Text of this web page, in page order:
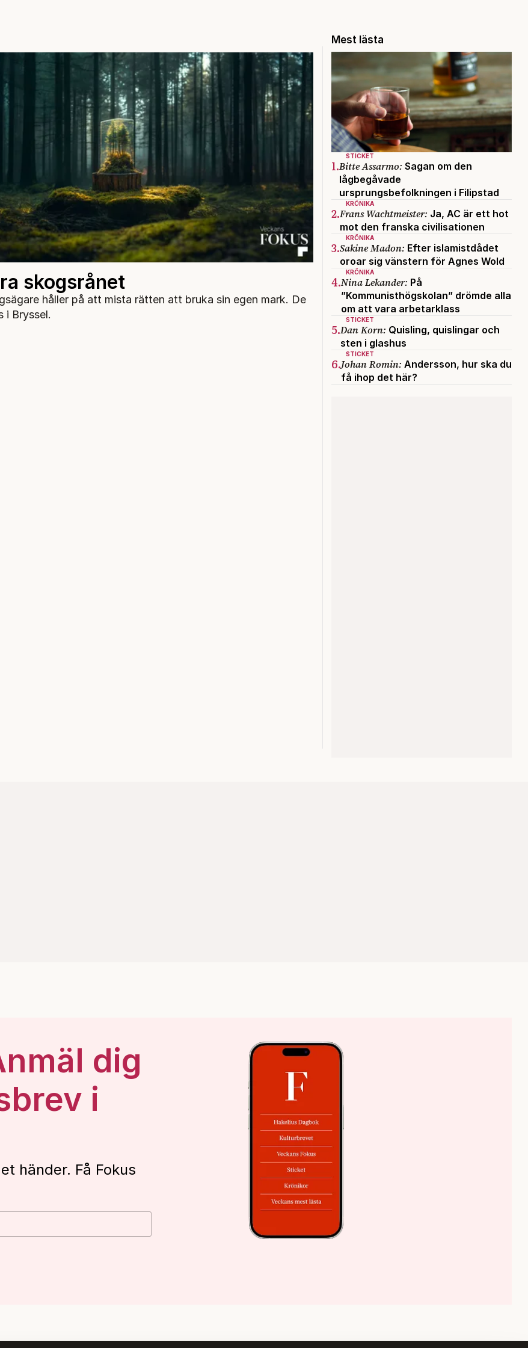
skogsrånet
håller på att mista rätten att bruka sin egen mark. De
i Bryssel.
Mest lästa
STICKET
1.Bitte Assarmo: Sagan om den
lågbegåvade
ursprungsbefolkningen i Filipstad
KRÖNIKA
2.Frans Wachtmeister: Ja, AC är ett hot
mot den franska civilisationen
KRÖNIKA
3.Sakine Madon: Efter islamistdådet
oroar sig vänstern för Agnes Wold
KRÖNIKA
4.Nina Lekander: På
”Kommunisthögskolan” drömde alla
om att vara arbetarklass
STICKET
5.Dan Korn: Quisling, quislingar och
sten i glashus
STICKET
6.Johan Romin: Andersson, hur ska du
få ihop det här?
dig
i
händer. Få Fokus